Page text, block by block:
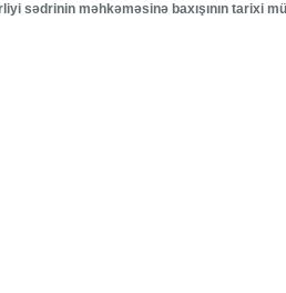
sədrinin məhkəməsinə baxışının tarixi